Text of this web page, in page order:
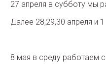
27 апреля в субботу мы
Далее 28,29,30 апреля и
8 мая в среду работаем